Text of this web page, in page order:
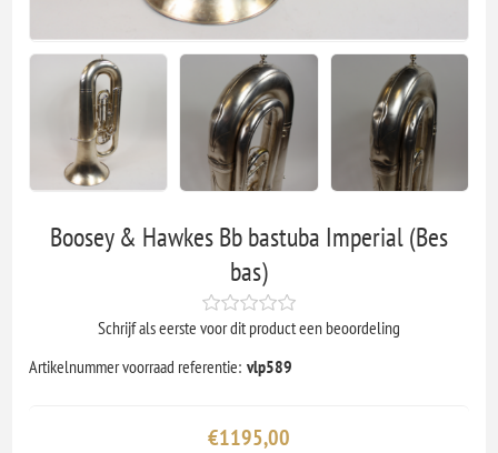
Boosey & Hawkes Bb bastuba Imperial (Bes
bas)
Schrijf als eerste voor dit product een beoordeling
Artikelnummer voorraad referentie: vlp589
€1195,00